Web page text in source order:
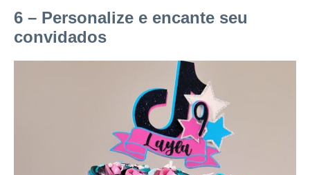
6 – Personalize e encante seu
convidados